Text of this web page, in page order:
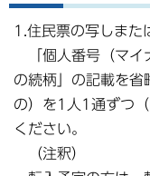
1.住民票の写しまた
「個人番号（マイ
の続柄」の記載を省
の）を1人1通ずつ
ください。
（注釈）